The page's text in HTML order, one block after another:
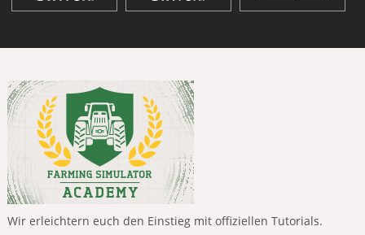
Wir erleichtern euch den Einstieg mit offiziellen Tutorials.